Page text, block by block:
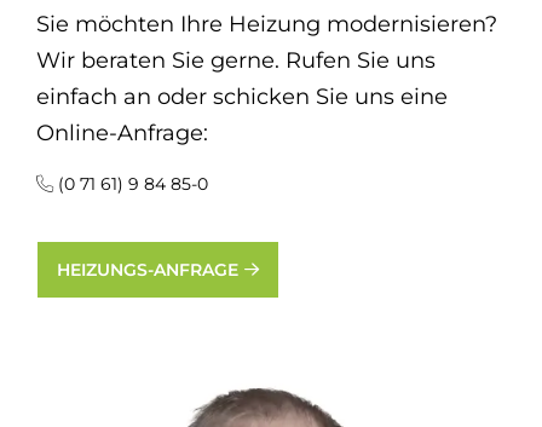
Sie möchten Ihre Heizung modernisieren?
Wir beraten Sie gerne. Rufen Sie uns
einfach an oder schicken Sie uns eine
Online-Anfrage:
(0 71 61) 9 84 85-0
HEIZUNGS-ANFRAGE